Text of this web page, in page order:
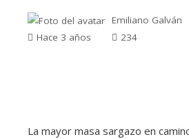
Emiliano Galván
Hace 3 años
234
La mayor masa sargazo en